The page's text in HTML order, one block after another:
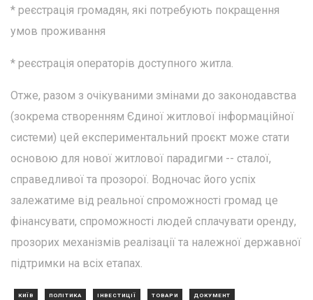
* реєстрація громадян, які потребують покращення
умов проживання
* реєстрація операторів доступного житла.
Отже, разом з очікуваними змінами до законодавства
(зокрема створенням Єдиної житлової інформаційної
системи) цей експериментальний проєкт може стати
основою для нової житлової парадигми -- сталої,
справедливої та прозорої. Водночас його успіх
залежатиме від реальної спроможності громад це
фінансувати, спроможності людей сплачувати оренду,
прозорих механізмів реалізації та належної державної
підтримки на всіх етапах.
КИЇВ ПОЛІТИКА ІНВЕСТИЦІЇ ТОВАРИ ДОКУМЕНТ